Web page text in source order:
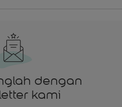
dengan
kami